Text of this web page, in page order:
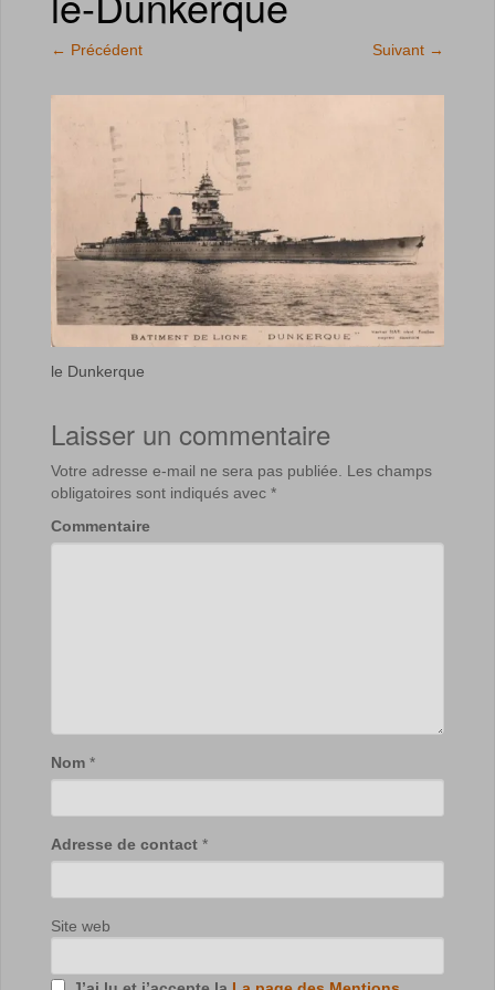
← Précédent Suivant →
le Dunkerque
Laisser un commentaire
Votre adresse e-mail ne sera pas publiée.
Les champs
obligatoires sont indiqués avec *
Commentaire
Nom *
Adresse de contact *
Site web